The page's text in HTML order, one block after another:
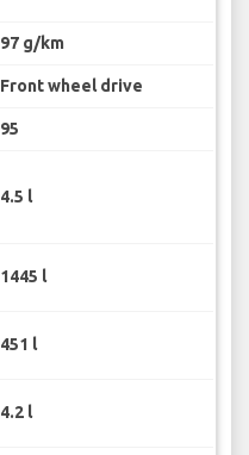
97 g/km
Front wheel drive
95
4.5 l
1445 l
451 l
4.2 l